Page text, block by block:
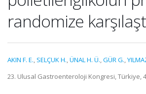
randomize
AKIN F. E., SELÇUK H.,ÜNAL H. Ü.,GÜR G.,
23. Ulusal Gastroenteroloji Kongresi, Türkiye, 4